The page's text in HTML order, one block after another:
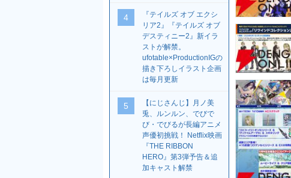
4
『テイルズ オブ エクシ
リア2』『テイルズ オブ
デスティニー2』新イラ
ストが解禁。
ufotable×ProductionIGの
描き下ろしイラスト企画
は毎月更新
5
【にじさんじ】月ノ美
兎、ルンルン、でびで
び・でびるが長編アニメ
声優初挑戦！ Netflix映画
『THE RIBBON
HERO』第3弾予告＆追
加キャスト解禁